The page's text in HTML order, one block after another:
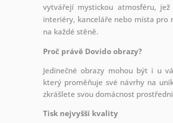
vytvářejí mystickou atmosféru,
interiéry, kanceláře nebo místa pro
na každé stěně.
Proč právě Dovido obrazy?
Jedinečné obrazy mohou být i u
který proměňuje své návrhy na
zkrášlete svou domácnost
Tisk nejvyšší kvality